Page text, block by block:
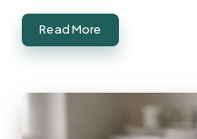
Read More